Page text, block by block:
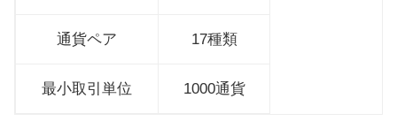
通貨ペア 17種類
最小取引単位 1000通貨